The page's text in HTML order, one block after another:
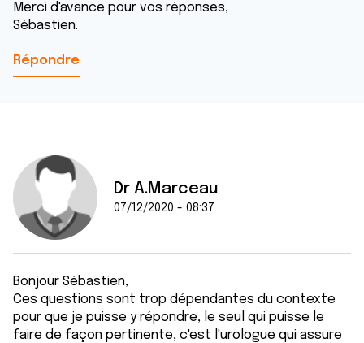
Merci d'avance pour vos réponses,
Sébastien.
Répondre
Dr A.Marceau
07/12/2020 - 08:37
Bonjour Sébastien,
Ces questions sont trop dépendantes du contexte
pour que je puisse y répondre, le seul qui puisse le
faire de façon pertinente, c'est l'urologue qui assure